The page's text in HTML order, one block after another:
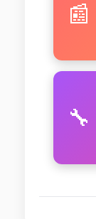
📰
🔧